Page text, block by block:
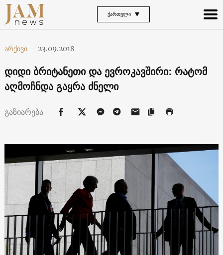
ᲥᲐᲠᲗᲣᲚᲘ
არქივი - 23.09.2018
დიდი ბრიტანეთი და ევროკავშირი: რატომ
აღმოჩნდა გაყრა ძნელი
გაზიარება